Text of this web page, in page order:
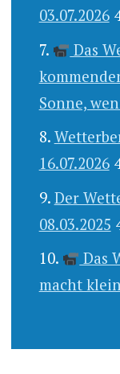
03.07.2026
Das
Sonne,
16.07.2026
Der
08.03.2025
Das
macht